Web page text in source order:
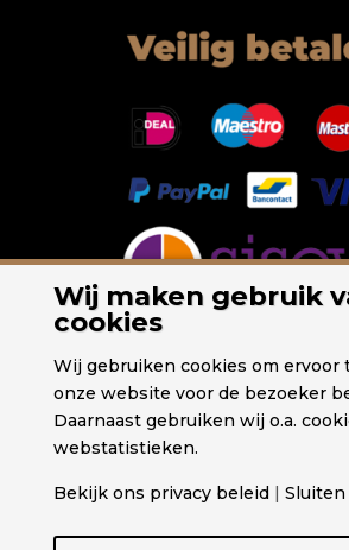
Wij maken gebruik
cookies
Wij gebruiken cookies om ervoor
onze website voor de bezoeker
Daarnaast gebruiken wij o.a.
webstatistieken.
Bekijk ons privacy beleid | Sluiten